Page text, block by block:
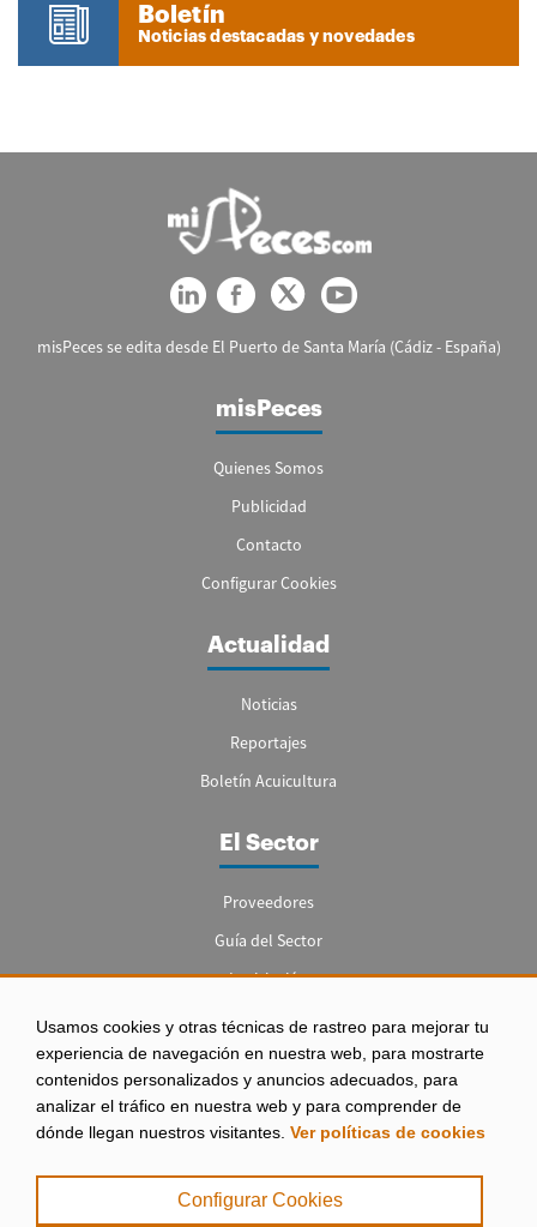
Usamos cookies y otras técnicas de rastreo para mejorar tu
experiencia de navegación en nuestra web, para mostrarte
contenidos personalizados y anuncios adecuados, para
analizar el tráfico en nuestra web y para comprender de
dónde llegan nuestros visitantes. Ver políticas de cookies
Configurar Cookies
Boletín
Noticias destacadas y novedades
misPeces se edita desde El Puerto de Santa María (Cádiz - España)
misPeces
Quienes Somos
Publicidad
Contacto
Configurar Cookies
Actualidad
Noticias
Reportajes
Boletín Acuicultura
El Sector
Proveedores
Guía del Sector
Legislación
Empleo
Aviso legal
|
Política de Privacidad